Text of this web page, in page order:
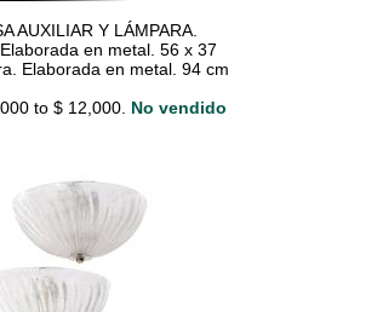
AUXILIAR Y LÁMPARA.
en metal. 56 x 37
Elaborada en metal. 94 cm
to $ 12,000. No vendido